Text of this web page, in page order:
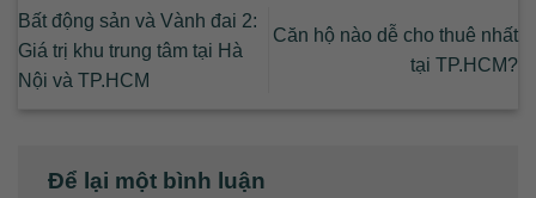
Bất động sản và Vành đai 2:
Giá trị khu trung tâm tại Hà
Nội và TP.HCM
Căn hộ nào dễ cho thuê nhất
tại TP.HCM?
Để lại một bình luận